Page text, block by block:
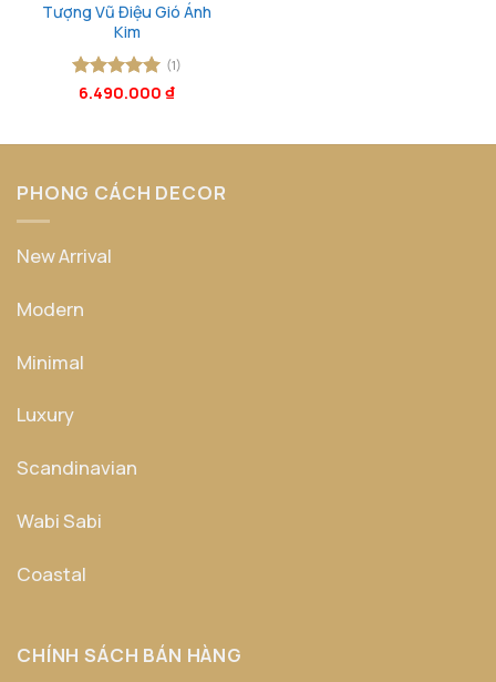
Tượng Vũ Điệu Gió Ánh
Kim
Được xếp
(1)
6.490.000 ₫
PHONG CÁCH DECOR
New Arrival
Modern
Minimal
Luxury
Scandinavian
Wabi Sabi
Coastal
CHÍNH SÁCH BÁN HÀNG